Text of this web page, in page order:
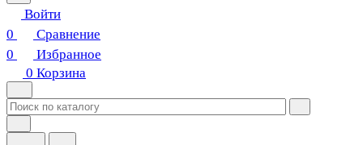
Войти
0
Сравнение
0
Избранное
0 Корзина